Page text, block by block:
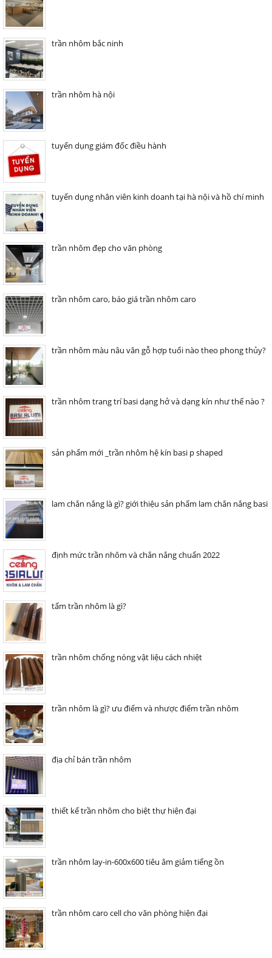
trần nhôm bắc ninh
trần nhôm hà nội
tuyển dụng giám đốc điều hành
tuyển dụng nhân viên kinh doanh tại hà nội và hồ chí minh
trần nhôm đẹp cho văn phòng
trần nhôm caro, báo giá trần nhôm caro
trần nhôm màu nâu vân gỗ hợp tuổi nào theo phong thủy?
trần nhôm trang trí basi dạng hở và dạng kín như thế nào ?
sản phẩm mới _trần nhôm hệ kín basi p shaped
lam chắn nắng là gì? giới thiệu sản phẩm lam chắn nắng basi
định mức trần nhôm và chắn nắng chuẩn 2022
tấm trần nhôm là gì?
trần nhôm chống nóng vật liệu cách nhiệt
trần nhôm là gì? ưu điểm và nhược điểm trần nhôm
địa chỉ bán trần nhôm
thiết kế trần nhôm cho biệt thự hiện đại
trần nhôm lay-in-600x600 tiêu âm giảm tiếng ồn
trần nhôm caro cell cho văn phòng hiện đại